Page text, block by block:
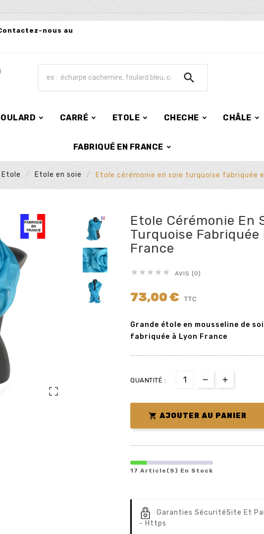
nous au

CARRÉ ETOLE CHECHE CHÂLE
FABRIQUÉ EN FRANCE
Etole Etole en soie Etole cérémonie en soie turquoise fabriquée

Etole Cérémonie En
Turquoise Fabriquée
France
     AVIS (0)
73,00 € TTC
Grande étole en mousseline de
fabriquée à Lyon France
QUANTITÉ :
 AJOUTER AU PANIER
17 Article(s) En Stock
Garanties SécuritéSite Et
- Https